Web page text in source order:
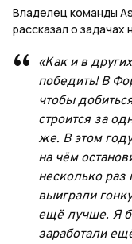
Владелец команды
рассказал о задачах
«Как и в
победить! В
чтобы
строится за
же. В этом
на чём
несколько
выиграли
ещё лучше. Я
заработали